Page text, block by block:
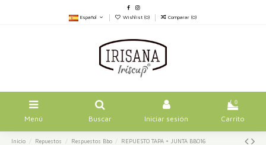
Español Wishlist (0) Comparar (0)
Menú Buscar Iniciar sesión
0
Carrito
Inicio Repuestos Respuestos Bbo REPUESTO TAPA + JUNTA BBO16